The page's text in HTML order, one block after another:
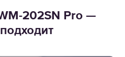
202SN Pro —